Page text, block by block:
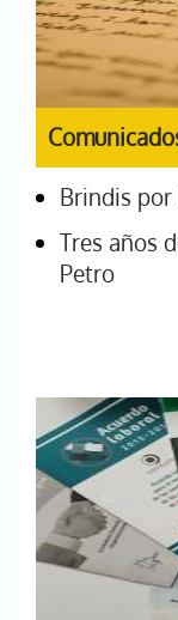
Brindis por
Tres años
Petro